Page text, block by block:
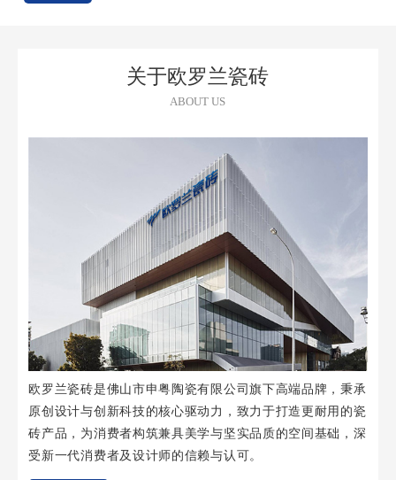
关于欧罗兰瓷砖
ABOUT US
欧罗兰瓷砖是佛山市申粤陶瓷有限公司旗下高端品牌，秉承
原创设计与创新科技的核心驱动力，致力于打造更耐用的瓷
砖产品，为消费者构筑兼具美学与坚实品质的空间基础，深
受新一代消费者及设计师的信赖与认可。